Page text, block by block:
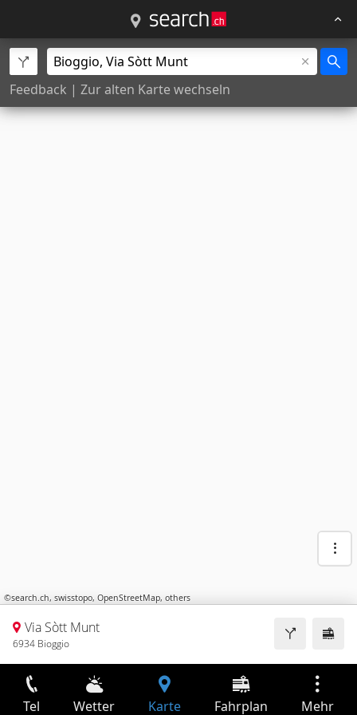
Feedback | Zur alten Karte wechseln
©search.ch, swisstopo, OpenStreetMap, others
Via Sòtt Munt
6934 Bioggio
Tel Wetter Karte Fahrplan Mehr